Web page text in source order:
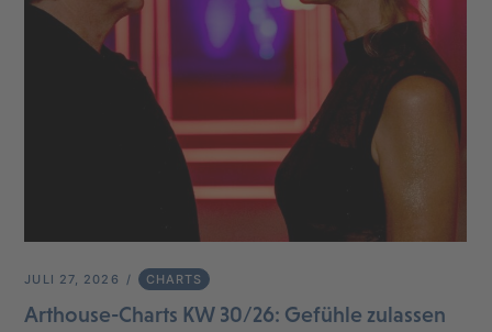
JULI 27, 2026 CHARTS
Arthouse-Charts KW 30/26: Gefühle zulassen